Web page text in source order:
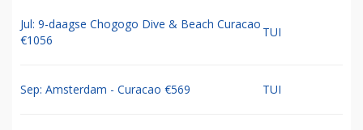
Jul: 9-daagse Chogogo Dive & Beach Curacao
€1056
TUI
Sep: Amsterdam - Curacao €569 TUI